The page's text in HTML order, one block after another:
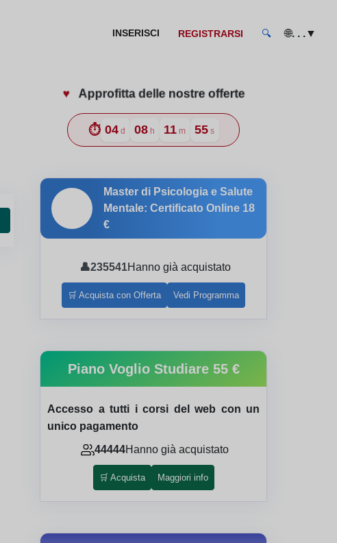
INSERISCI REGISTRARSI 🔍 🌐. . .▼
♥️ Approfitta delle nostre offerte
⏱️ 04 d 08 h 11 m 54 s
Master di Psicologia e Salute
Mentale: Certificato Online 18
€
👤235541Hanno già acquistato
🛒 Acquista con Offerta Vedi Programma
Piano Voglio Studiare 55 €
Accesso a tutti i corsi del web con un
unico pagamento
44444Hanno già acquistato
🛒 Acquista Maggiori info